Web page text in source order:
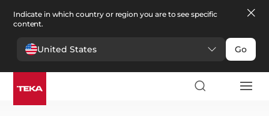
Indicate in which country or region you are to see specific
content.
United States Go